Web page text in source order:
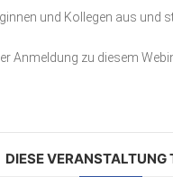
und Kollegen aus und
Anmeldung zu diesem
DIESE VERANSTALTUNG